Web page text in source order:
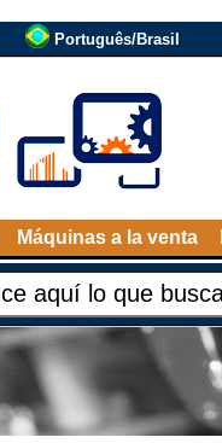
Português/Brasil
Máquinas a la venta